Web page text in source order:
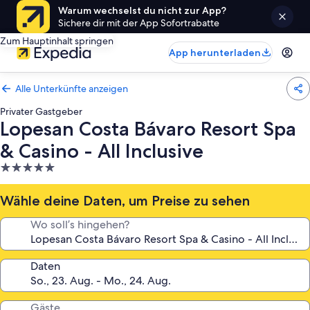
Warum wechselst du nicht zur App?
Sichere dir mit der App Sofortrabatte
Zum Hauptinhalt springen
App herunterladen
Alle Unterkünfte anzeigen
Privater Gastgeber
Lopesan Costa Bávaro Resort Spa
& Casino - All Inclusive
5.0-
Sterne-
Unterkunft
Wähle deine Daten, um Preise zu sehen
Wo soll’s hingehen?
Daten